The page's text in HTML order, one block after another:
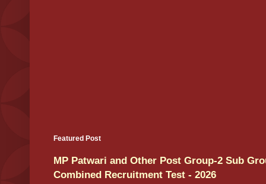
Featured Post
MP Patwari and Other Post Group-2 Sub
Combined Recruitment Test - 2026